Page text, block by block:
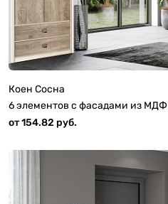
Коен Сосна
6 элементов с фасадами из МДФ
от 154.82 руб.